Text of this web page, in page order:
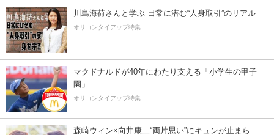
川島海荷さんと学ぶ 日常に潜む“人身取引”のリアル
オリコンタイアップ特集
マクドナルドが40年にわたり支える「小学生の甲子
園」
オリコンタイアップ特集
森崎ウィン×向井康二“両片思い”にキュンが止まら